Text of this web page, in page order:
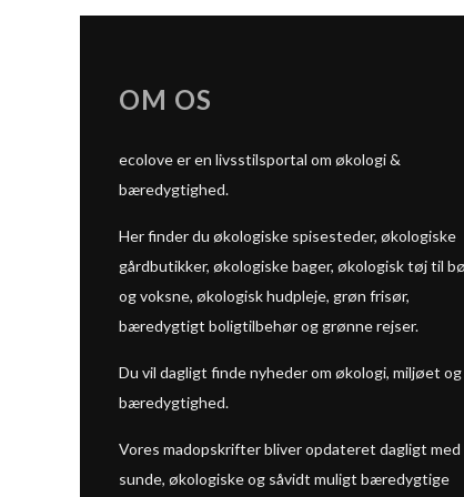
OM OS
ecolove er en livsstilsportal om økologi &
bæredygtighed.
Her finder du økologiske spisesteder, økologiske
gårdbutikker, økologiske bager, økologisk tøj til
og voksne, økologisk hudpleje, grøn frisør,
bæredygtigt boligtilbehør og grønne rejser.
Du vil dagligt finde nyheder om økologi, miljøet og
bæredygtighed.
Vores madopskrifter bliver opdateret dagligt med
sunde, økologiske og såvidt muligt bæredygtige